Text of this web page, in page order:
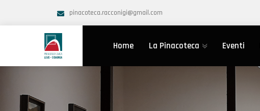
pinacoteca.racconigi@gmail.com
Home La Pinacoteca Eventi